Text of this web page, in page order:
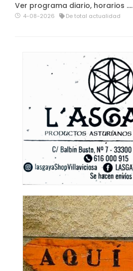
Ver programa diario, horarios ….
4-08-2026 De total actualidad